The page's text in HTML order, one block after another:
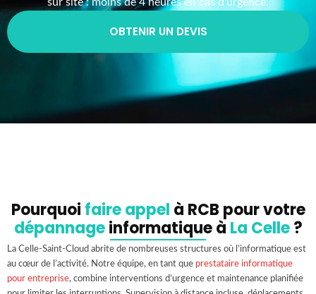
leur système d'information opérationnel. Délai d'intervention
OBTENIR UN DEVIS
Pourquoifaire appelà RCB pour votre
dépannageinformatique àLa Celle?
La Celle-Saint-Cloud abrite de nombreuses structures où l’informatique est
au cœur de l’activité. Notre équipe, en tant que
prestataire informatique